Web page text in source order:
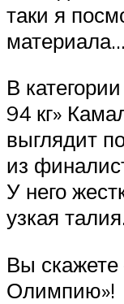
таки я
материала…
В
94 кг»
выглядит
из
У него
узкая
Вы скажете
Олимпию»!